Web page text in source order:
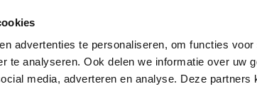
advertenties te personaliseren, om functies
te analyseren. Ook delen we informatie over uw
media, adverteren en analyse. Deze partners